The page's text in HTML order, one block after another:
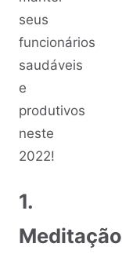
seus
funcionários
saudáveis
e
produtivos
neste
2022!
1.
Meditação